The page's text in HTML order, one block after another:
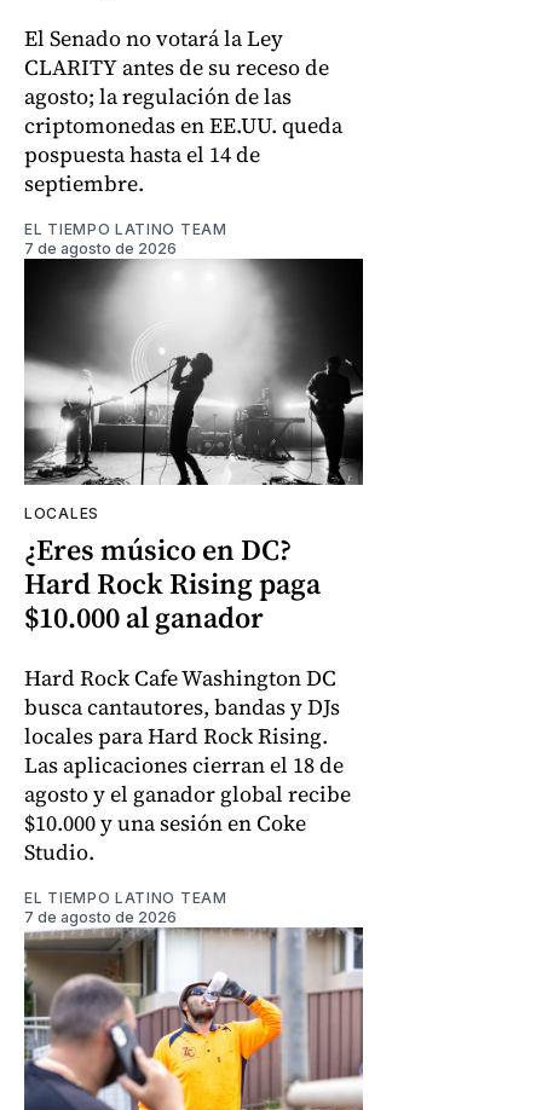
El Senado no votará la Ley
CLARITY antes de su receso de
agosto; la regulación de las
criptomonedas en EE.UU. queda
pospuesta hasta el 14 de
septiembre.
EL TIEMPO LATINO TEAM
7 de agosto de 2026
LOCALES
¿Eres músico en DC?
Hard Rock Rising paga
$10.000 al ganador
Hard Rock Cafe Washington DC
busca cantautores, bandas y DJs
locales para Hard Rock Rising.
Las aplicaciones cierran el 18 de
agosto y el ganador global recibe
$10.000 y una sesión en Coke
Studio.
EL TIEMPO LATINO TEAM
7 de agosto de 2026